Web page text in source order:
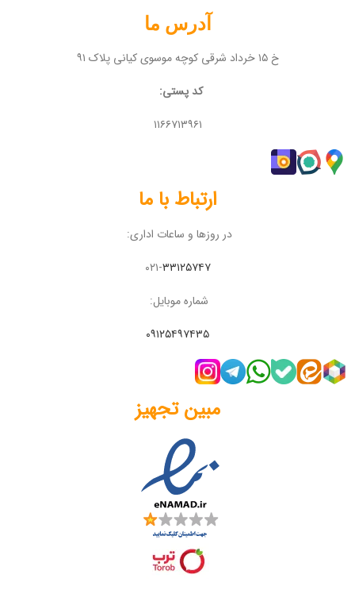
آدرس ما
خ ۱۵ خرداد شرقی کوچه موسوی کیانی پلاک ۹۱
کد پستی:
۱۱۶۶۷۱۳۹۶۱
ارتباط با ما
در روزها و ساعات اداری:
۰۲۱-۳۳۱۲۵۷۴۷
شماره موبایل:
۰۹۱۲۵۴۹۷۴۳۵
مبین تجهیز